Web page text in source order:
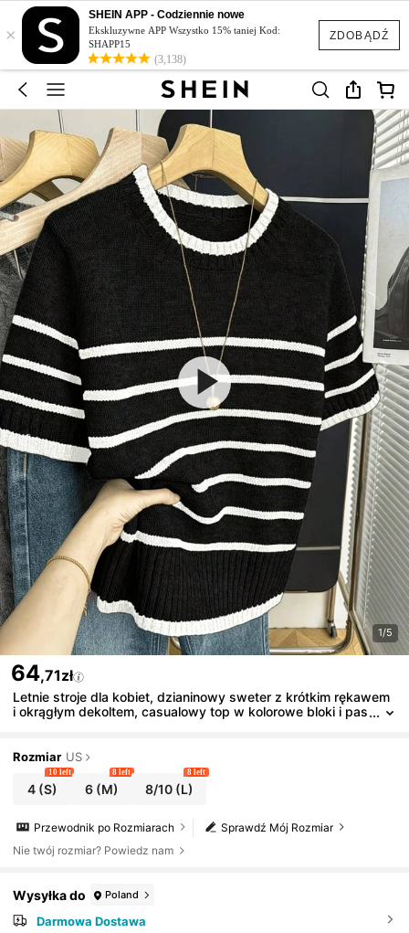
ZDOBĄDŹ
×
SHEIN APP - Codziennie nowe
Ekskluzywne APP Wszystko 15% taniej Kod:
SHAPP15
(3,138)
1/5
64,71zł
Letnie stroje dla kobiet, dzianinowy sweter z krótkim rękawem
i okrągłym dekoltem, casualowy top w kolorowe bloki i pas
Rozmiar US
4 (S)
10 left
6 (M)
8 left
8/10(L)
8 left
Sprawdź Mój Rozmiar
Przewodnik po Rozmiarach
Nie twój rozmiar? Powiedz nam
Wysyłka do Poland
Darmowa Dostawa